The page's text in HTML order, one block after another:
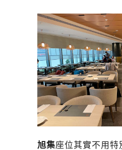
旭集座位其實不用特